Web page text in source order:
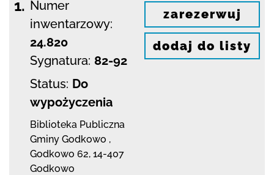
1. Numer
inwentarzowy:
24.820
Sygnatura: 82-92
Status: Do
wypożyczenia
Biblioteka Publiczna
Gminy Godkowo ,
Godkowo 62, 14-407
Godkowo
zarezerwuj
dodaj do listy